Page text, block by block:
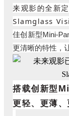
来观影的全新定
Slamglass
佳创新型Mini-
更清晰的特性，
搭载创新型
更轻、更薄